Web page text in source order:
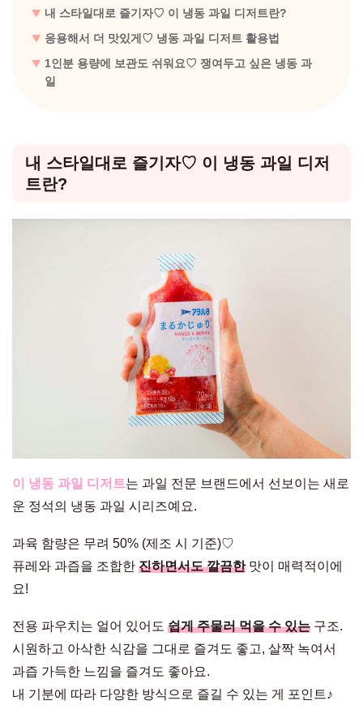
내 스타일대로 즐기자♡ 이 냉동 과일 디저트란?
응용해서 더 맛있게♡ 냉동 과일 디저트 활용법
1인분 용량에 보관도 쉬워요♡ 쟁여두고 싶은 냉동 과
일
내 스타일대로 즐기자♡ 이 냉동 과일 디저
트란?
이 냉동 과일 디저트는 과일 전문 브랜드에서 선보이는 새로
운 정석의 냉동 과일 시리즈예요.
과육 함량은 무려 50% (제조 시 기준)♡
퓨레와 과즙을 조합한 진하면서도 깔끔한맛이 매력적이에
요!
전용 파우치는 얼어 있어도 쉽게 주물러 먹을 수 있는 구조.
시원하고 아삭한 식감을 그대로 즐겨도 좋고, 살짝 녹여서
과즙 가득한 느낌을 즐겨도 좋아요.
내 기분에 따라 다양한 방식으로 즐길 수 있는 게 포인트♪